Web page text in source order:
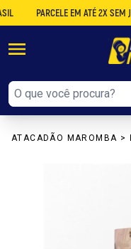
PARCELE EM ATÉ 2X SEM JUROS
ATACADÃO MAROMBA >